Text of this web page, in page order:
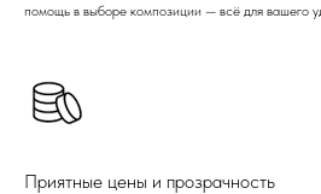
помощь в выборе композиции — всё для вашего
Приятные цены и прозрачность